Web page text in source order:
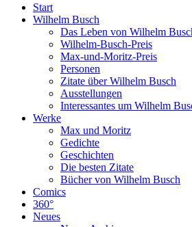
Start
Wilhelm Busch
Das Leben von Wilhelm
Wilhelm-Busch-Preis
Max-und-Moritz-Preis
Personen
Zitate über Wilhelm Busch
Ausstellungen
Interessantes um Wilhelm
Werke
Max und Moritz
Gedichte
Geschichten
Die besten Zitate
Bücher von Wilhelm Busch
Comics
360°
Neues